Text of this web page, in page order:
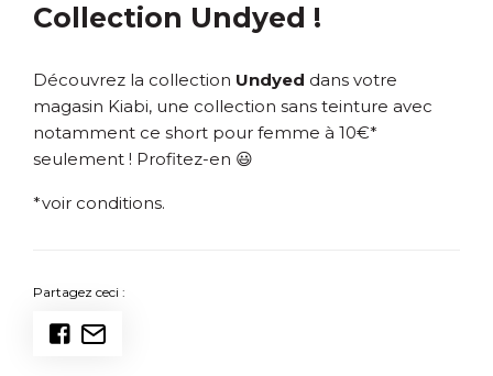
Collection Undyed !
Découvrez la collection Undyed dans votre
magasin Kiabi, une collection sans teinture avec
notamment ce short pour femme à 10€*
seulement ! Profitez-en 😃
*voir conditions.
Partagez ceci :